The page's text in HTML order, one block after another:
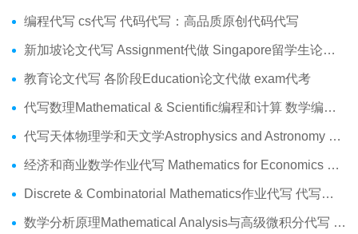
编程代写 cs代写 代码代写：高品质原创代码代写
新加坡论文代写 Assignment代做 Singapore留学生论文代写服务
教育论文代写 各阶段Education论文代做 exam代考
代写数理Mathematical & Scientific编程和计算 数学编程作业代做
代写天体物理学和天文学Astrophysics and Astronomy 天文学Assignment代做
经济和商业数学作业代写 Mathematics for Economics Business代做Online exam代考
Discrete & Combinatorial Mathematics作业代写 代写离散 组合数学Assignment代做
数学分析原理Mathematical Analysis与高级微积分代写 Assignment代做